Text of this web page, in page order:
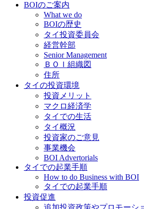
BOIのご案内
What we do
BOIの歴史
タイ投資委員会
経営幹部
Senior Management
ＢＯＩ組織図
住所
タイの投資環境
投資メリット
マクロ経済学
タイでの生活
タイ概況
投資家のご意見
事業機会
BOI Advertorials
タイでの起業手順
How to do Business with BOI
タイでの起業手順
投資促進